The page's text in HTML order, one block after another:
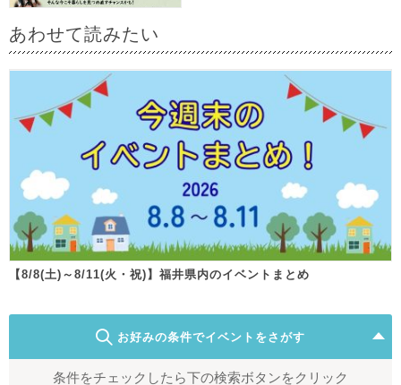
あわせて読みたい
【8/8(土)～8/11(火・祝)】福井県内のイベントまとめ
お好みの条件でイベントをさがす
条件をチェックしたら下の検索ボタンをクリック